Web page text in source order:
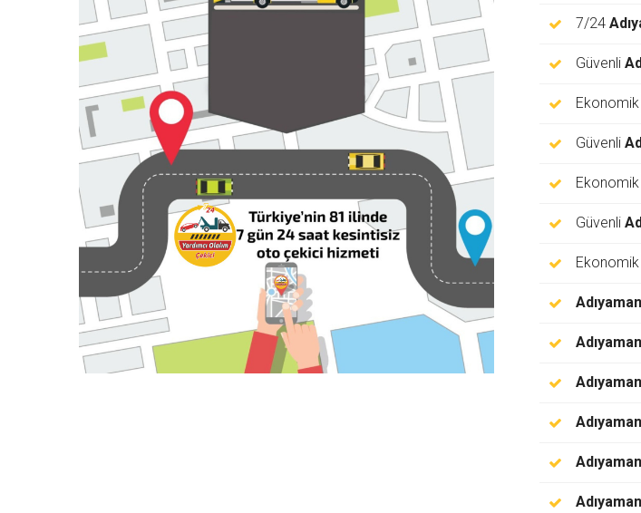
7/24
Güvenli
Ekonomik
Güvenli
Ekonomik
Güvenli
Ekonomik